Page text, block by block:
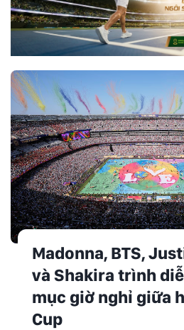
Madonna, BTS,
và Shakira trình
mục giờ nghỉ giữa
Cup